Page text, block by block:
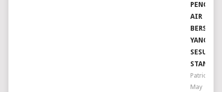
AIR
BERSIH
YANG
SESUAI
Patrick
May